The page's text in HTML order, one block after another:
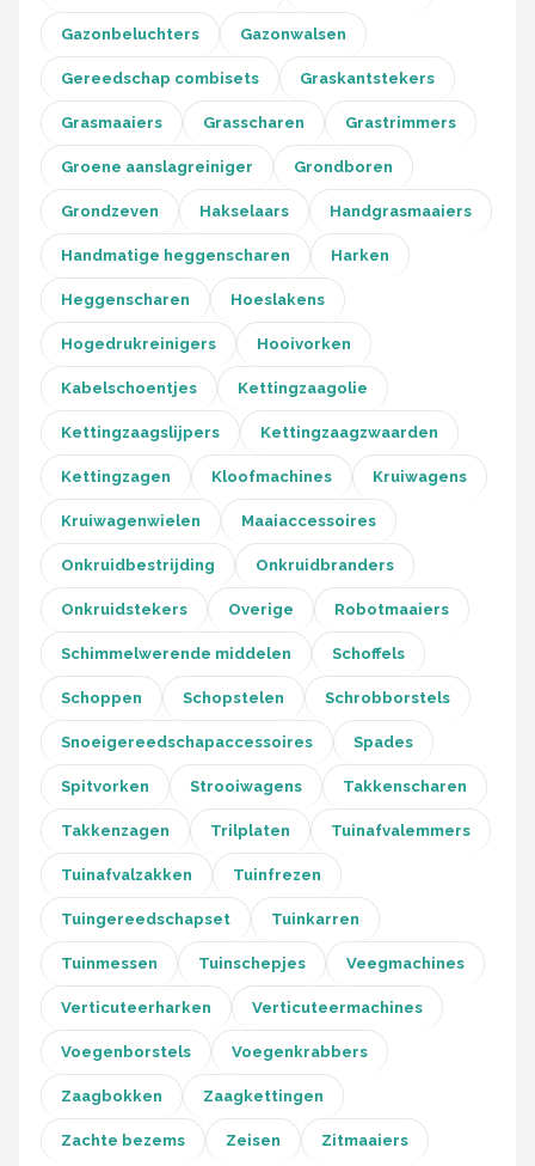
Gazonbeluchters Gazonwalsen
Gereedschap combisets Graskantstekers
Grasmaaiers Grasscharen Grastrimmers
Groene aanslagreiniger Grondboren
Grondzeven Hakselaars Handgrasmaaiers
Handmatige heggenscharen Harken
Heggenscharen Hoeslakens
Hogedrukreinigers Hooivorken
Kabelschoentjes Kettingzaagolie
Kettingzaagslijpers Kettingzaagzwaarden
Kettingzagen Kloofmachines Kruiwagens
Kruiwagenwielen Maaiaccessoires
Onkruidbestrijding Onkruidbranders
Onkruidstekers Overige Robotmaaiers
Schimmelwerende middelen Schoffels
Schoppen Schopstelen Schrobborstels
Snoeigereedschapaccessoires Spades
Spitvorken Strooiwagens Takkenscharen
Takkenzagen Trilplaten Tuinafvalemmers
Tuinafvalzakken Tuinfrezen
Tuingereedschapset Tuinkarren
Tuinmessen Tuinschepjes Veegmachines
Verticuteerharken Verticuteermachines
Voegenborstels Voegenkrabbers
Zaagbokken Zaagkettingen
Zachte bezems Zeisen Zitmaaiers